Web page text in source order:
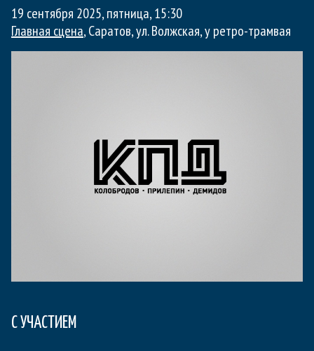
19 сентября 2025, пятница,15:30
Главная сцена, Саратов, ул. Волжская, у ретро-трамвая
С УЧАСТИЕМ